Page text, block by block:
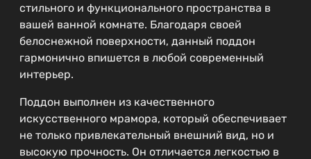
стильного и функционального пространства в
вашей ванной комнате. Благодаря своей
белоснежной поверхности, данный поддон
гармонично впишется в любой современный
интерьер.
Поддон выполнен из качественного
искусственного мрамора, который обеспечивает
не только привлекательный внешний вид, но и
высокую прочность. Он отличается легкостью в